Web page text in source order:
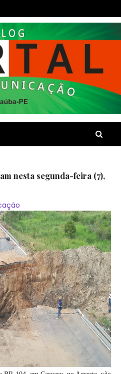
nesta segunda-feira (7),